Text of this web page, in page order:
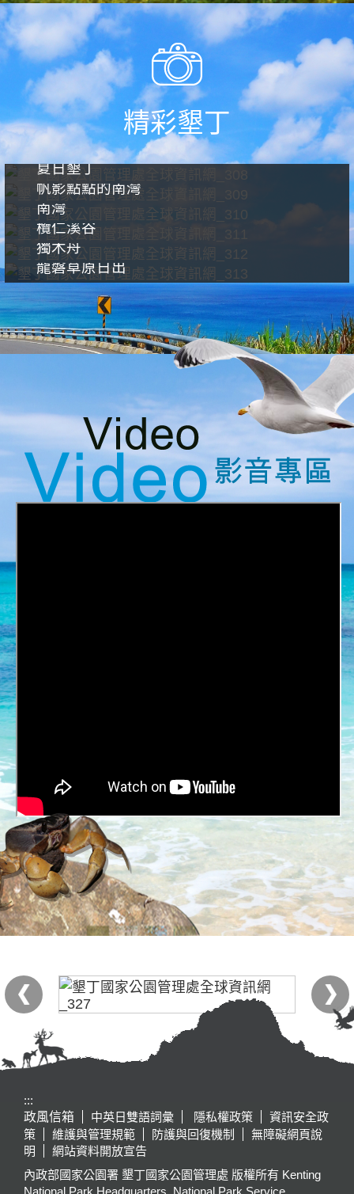
精彩墾丁
夏日墾丁
帆影點點的南灣
南灣
欖仁溪谷
獨木舟
龍磐草原日出
:::
政風信箱
中英日雙語詞彙 隱私權政策
資訊安全政
策
維護與管理規範 防護與回復機制
無障礙網頁說
明
網站資料開放宣告
內政部國家公園署 墾丁國家公園管理處 版權所有 Kenting
National Park Headquarters, National Park Service,